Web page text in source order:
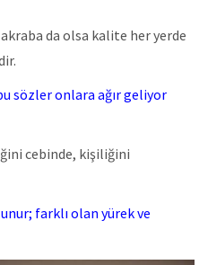
da olsa kalite her yerde
sözler onlara ağır geliyor
cebinde, kişiliğini
farklı olan yürek ve